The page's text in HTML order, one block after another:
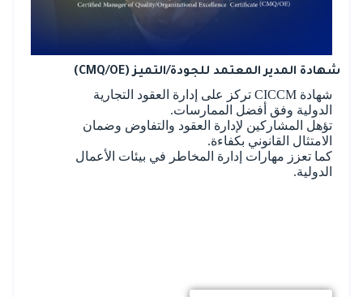
شهادة CICCM تركز على إدارة العقود التجارية
الدولية وفق أفضل الممارسات.
تؤهل المشاركين لإدارة العقود والتفاوض وضمان
الامتثال القانوني بكفاءة.
كما تعزز مهارات إدارة المخاطر في بيئات الأعمال
الدولية.
شهادة المدير المعتمد للجودة/التميز (CMQ/OE)